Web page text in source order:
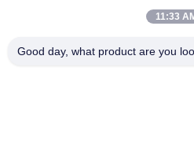
Chapéus de basebol feitos sob
11:33
Good day, what product are you